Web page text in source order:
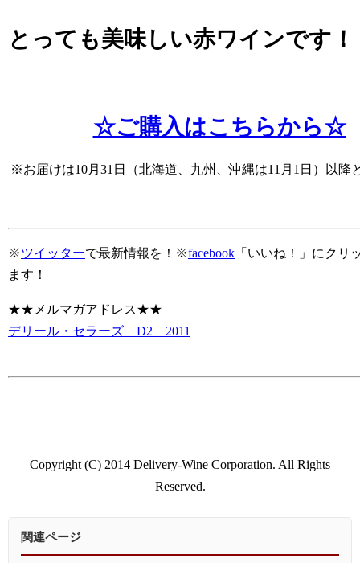
とっても美味しい赤ワインです！
☆ご購入はこちらから☆
※お届けは10月31日（北海道、九州、沖縄は11月1日）以降
※ツイッターで最新情報を！※facebook 「いいね！」にクリ
ます！
★★メルマガアドレス★★
デリール・セラーズ D2 2011
Copyright (C) 2014 Delivery-Wine Corporation. All Rights
Reserved.
関連ページ